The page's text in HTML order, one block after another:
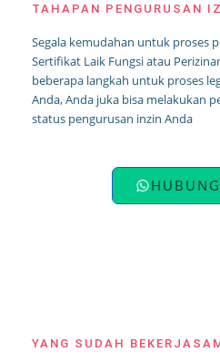
TAHAPAN PENGURUSAN
Segala kemudahan untuk proses
Sertifikat Laik Fungsi atau
beberapa langkah untuk proses
Anda, Anda juka bisa melakukan
status pengurusan inzin Anda
YANG SUDAH